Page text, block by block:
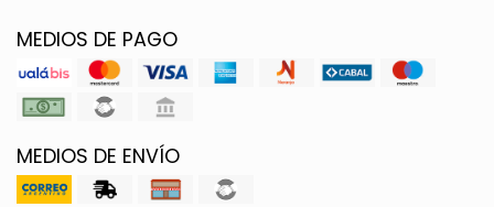
MEDIOS DE PAGO
MEDIOS DE ENVÍO